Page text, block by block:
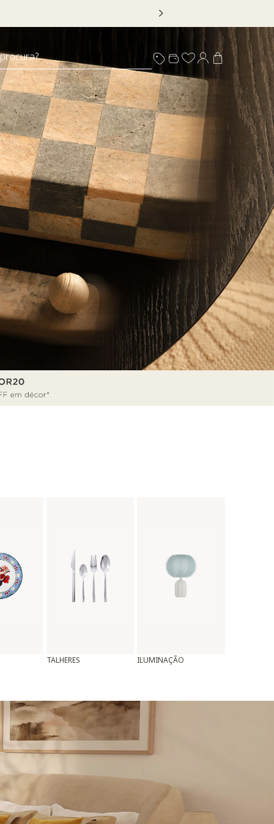
limitado, em itens sinalizados com selo
TALHERES ILUMINAÇÃO